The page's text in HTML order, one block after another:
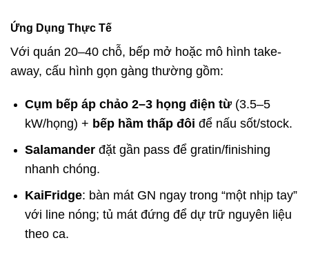
Ứng Dụng Thực Tế
Với quán 20–40 chỗ, bếp mở hoặc mô hình take-
away, cấu hình gọn gàng thường gồm:
Cụm bếp áp chảo 2–3 họng điện từ(3.5–5
kW/họng) + bếp hầm thấp đôi để nấu sốt/stock.
Salamanderđặt gần pass để gratin/finishing
nhanh chóng.
KaiFridge: bàn mát GN ngay trong “một nhịp tay”
với line nóng; tủ mát đứng để dự trữ nguyên liệu
theo ca.